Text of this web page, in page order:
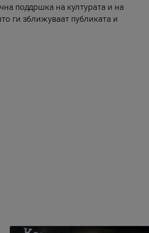
поддршка на културата и на
ги зближуваат публиката и